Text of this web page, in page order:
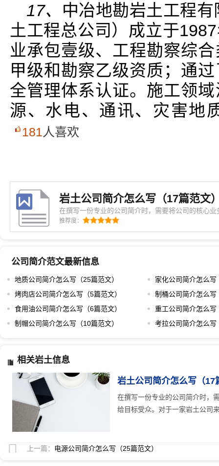
17、 中冶地勘岩土工程
土工程总公司）成立于
业承包壹级、工程勘察综
甲级和勘察乙级资质；通
全管理体系认证。施工领
源、水电、通讯、灾害地
181人喜欢
岩土公司简介怎么写（17篇范文
在撰写一份专业的公司简介时，需要将公司的核心
务特色清晰地传达给目标受众。对于一家岩土公司
户通常希望了解企业的专业能力和服务水平。以下
推荐度：
公司简介范文最新信息
地质公司简介怎么写（25篇范文）
家化公司简介怎么写
烤肉店公司简介怎么写（5篇范文）
制桶公司简介怎么写
食用油公司简介怎么写（6篇范文）
重工公司简介怎么写
制帽公司简介怎么写（10篇范文）
考拉公司简介怎么写
相关岩土信息
岩土公司简介怎么写（17
在撰写一份专业的公司简介时，
给目标受众。对于一家岩土公司
上一篇： 电源公司简介怎么写（25篇范文）